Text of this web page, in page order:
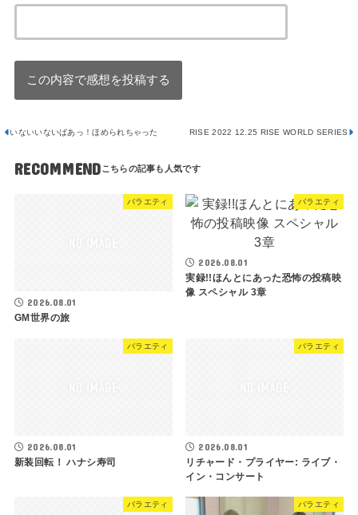
いないいないばあっ！ほめられちゃった RISE 2022 12.25 RISE WORLD SERIES
RECOMMEND
バラエティ
2026.08.01
GM世界の旅
バラエティ
2026.08.01
実録!!ほんとにあった恐怖の投稿映
像 スペシャル 3章
バラエティ
2026.08.01
新装回転！ ハナシ寿司
バラエティ
2026.08.01
リチャード・プライヤー: ライブ・
イン・コンサート
バラエティ バラエティ